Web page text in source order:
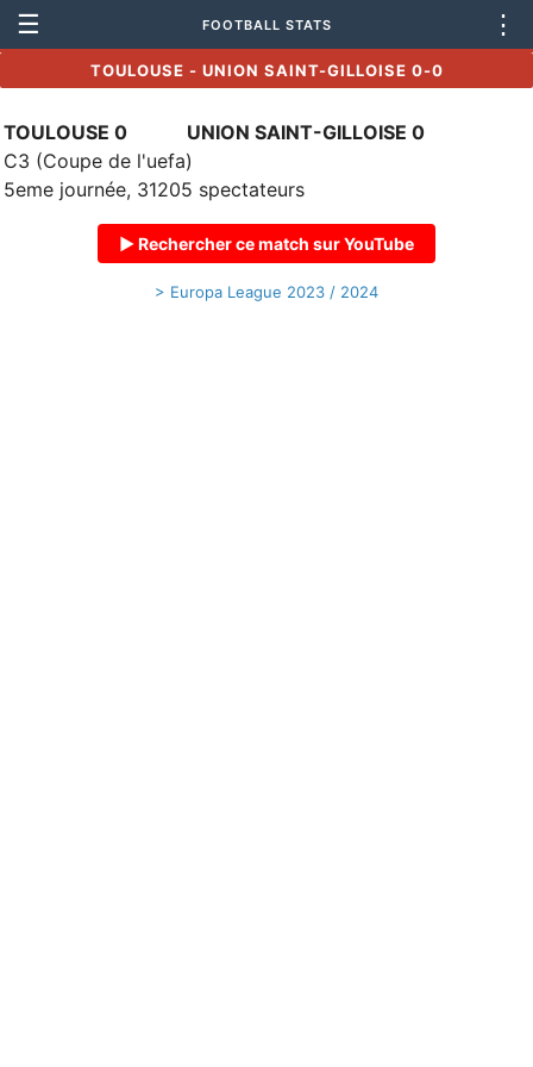
☰ FOOTBALL STATS ⋮
TOULOUSE - UNION SAINT-GILLOISE 0-0
TOULOUSE 0
UNION SAINT-GILLOISE 0
C3 (Coupe de l'uefa)
5eme journée, 31205 spectateurs
▶ Rechercher ce match sur YouTube
> Europa League 2023 / 2024